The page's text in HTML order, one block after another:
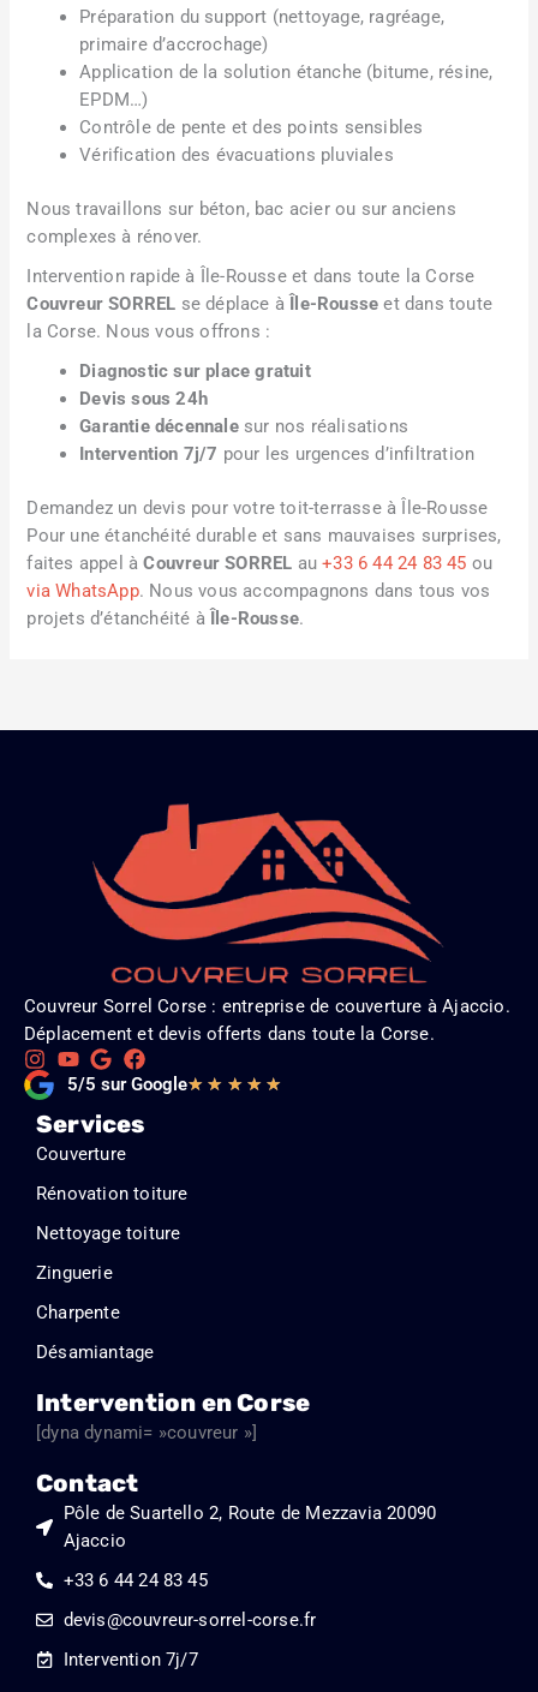
Préparation du support (nettoyage, ragréage,
primaire d’accrochage)
Application de la solution étanche (bitume, résine,
EPDM…)
Contrôle de pente et des points sensibles
Vérification des évacuations pluviales
Nous travaillons sur béton, bac acier ou sur anciens
complexes à rénover.
Intervention rapide à Île-Rousse et dans toute la Corse
Couvreur SORREL se déplace à Île-Rousse et dans toute
la Corse. Nous vous offrons :
Diagnostic sur place gratuit
Devis sous 24h
Garantie décennalesur nos réalisations
Intervention 7j/7 pour les urgences d’infiltration
Demandez un devis pour votre toit-terrasse à Île-Rousse
Pour une étanchéité durable et sans mauvaises surprises,
faites appel àCouvreur SORREL au+33 6 44 24 83 45 ou
via WhatsApp. Nous vous accompagnons dans tous vos
projets d’étanchéité à
Île-Rousse.
Couvreur Sorrel Corse : entreprise de couverture à Ajaccio.
Déplacement et devis offerts dans toute la Corse.
5/5 sur Google★ ★ ★ ★ ★Noté
Services
Couverture
Rénovation toiture
Nettoyage toiture
Zinguerie
Charpente
Désamiantage
Intervention en Corse
[dyna dynami= »couvreur »]
Contact
Pôle de Suartello 2, Route de Mezzavia 20090
Ajaccio
+33 6 44 24 83 45
devis@couvreur-sorrel-corse.fr
Intervention 7j/7